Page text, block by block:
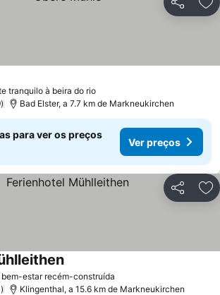
Partilhar
tranquilo à beira do rio
Bad Elster, a 7.7 km de Markneukirchen
para ver os preços
Ver preços
Partilhar
bem-estar recém-construída
Klingenthal, a 15.6 km de Markneukirchen